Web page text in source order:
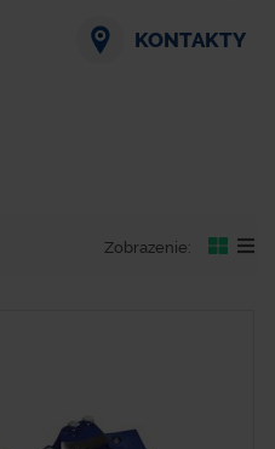
KONTAKTY
Zobrazenie: